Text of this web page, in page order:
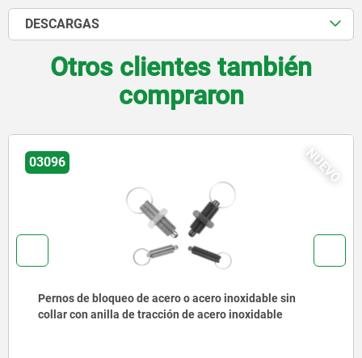
DESCARGAS
Otros clientes también
compraron
NUEVO
03092
Pernos de bloqueo de acero o acero inoxidable, versión
corta, con vástago roscado